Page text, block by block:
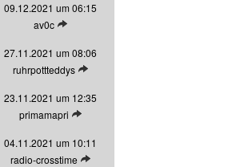
09.12.2021 um 06:15
av0c Letzten Beitrag anzeigen
27.11.2021 um 08:06
ruhrpottteddys Letzten Beitrag anzeigen
23.11.2021 um 12:35
primamapri Letzten Beitrag anzeigen
04.11.2021 um 10:11
radio-crosstime Letzten Beitrag anzeigen